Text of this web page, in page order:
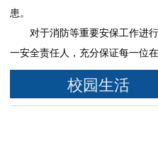
校园生活
患。
对于消防等重要安保工作进行
一安全责任人，充分保证每一位